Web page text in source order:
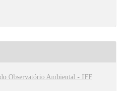
Observatório Ambiental - IFF